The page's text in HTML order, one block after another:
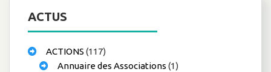
ACTUS
ACTIONS (117)
Annuaire des Associations (1)